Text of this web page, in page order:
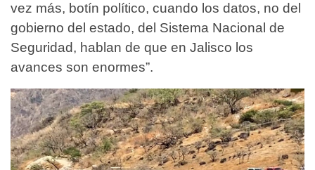
vez más, botín político, cuando los datos, no del
gobierno del estado, del Sistema Nacional de
Seguridad, hablan de que en Jalisco los
avances son enormes”.